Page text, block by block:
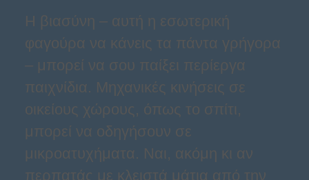
Η βιασύνη – αυτή η εσωτερική
φαγούρα να κάνεις τα πάντα γρήγορα
– μπορεί να σου παίξει περίεργα
παιχνίδια. Μηχανικές κινήσεις σε
οικείους χώρους, όπως το σπίτι,
μπορεί να οδηγήσουν σε
μικροατυχήματα. Ναι, ακόμη κι αν
περπατάς με κλειστά μάτια από την